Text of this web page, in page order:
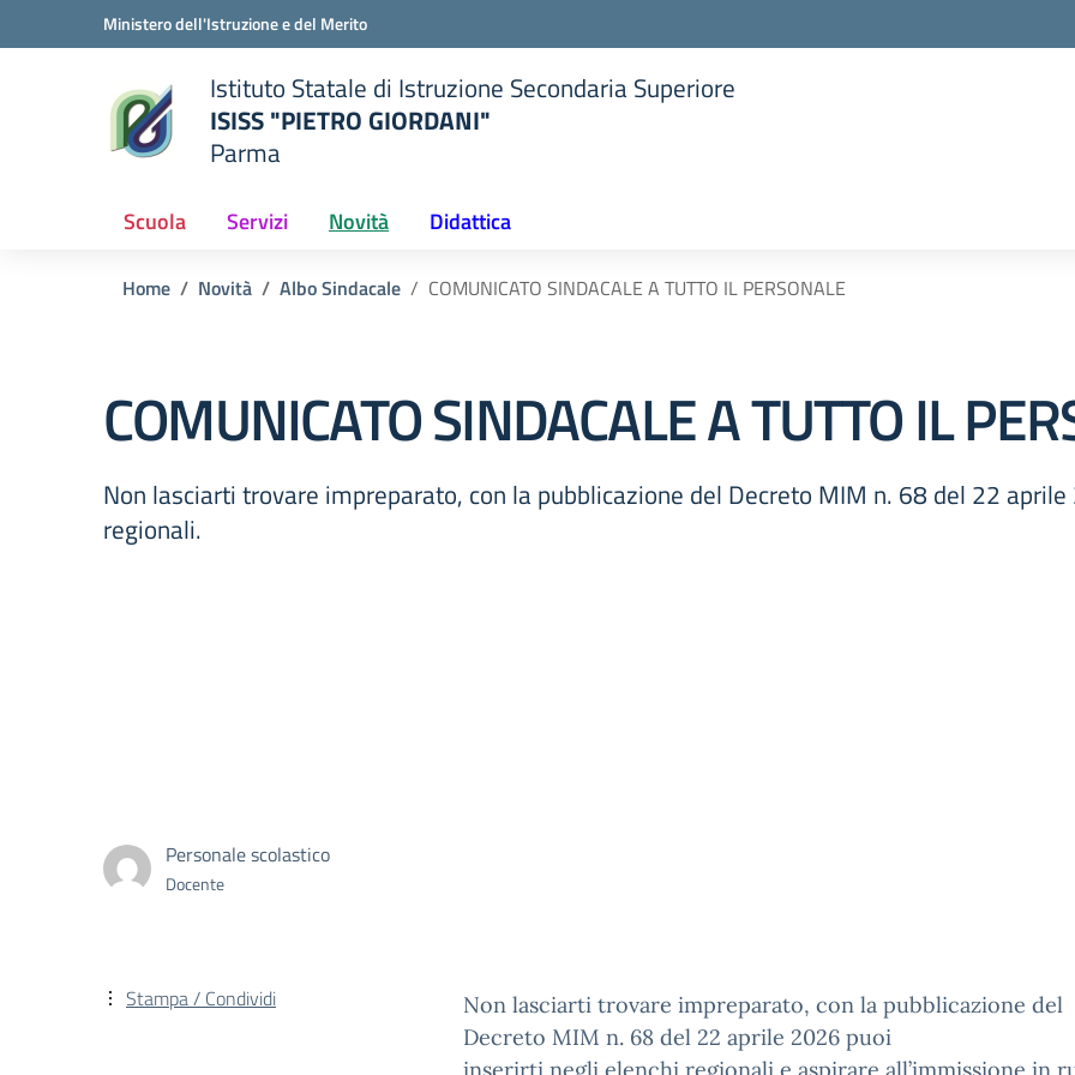
Vai ai contenuti
Vai al menu di navigazioneMinistero dell'Istruzione e del Merito
Istituto Statale di Istruzione Secondaria Superiore
ISISS "PIETRO GIORDANI"
Parma
Scuola Servizi Novità Didattica
Home Novità Albo Sindacale COMUNICATO SINDACALE A TUTTO IL PERSONALE
COMUNICATO SINDACALE A TUTTO IL
Non lasciarti trovare impreparato, con la pubblicazione del Decreto MIM n. 68 del 22
regionali.
Personale scolastico
Docente
Non lasciarti trovare impreparato, con la pubblicazione del
Decreto MIM n. 68 del 22 aprile 2026 puoi
Stampa / Condividi